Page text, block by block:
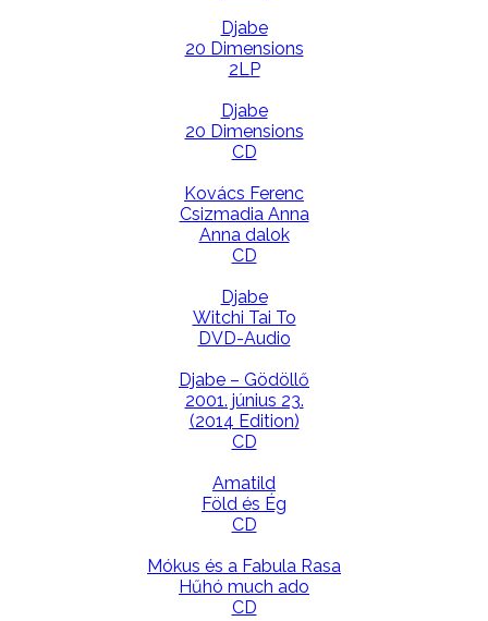
Djabe
20 Dimensions
2LP
Djabe
20 Dimensions
CD
Kovács Ferenc
Csizmadia Anna
Anna dalok
CD
Djabe
Witchi Tai To
DVD-Audio
Djabe – Gödöllő
2001. június 23.
(2014 Edition)
CD
Amatild
Föld és Ég
CD
Mókus és a Fabula Rasa
Hűhó much ado
CD